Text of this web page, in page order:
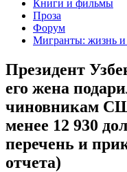
Книги и фильмы
Проза
Форум
Мигранты: жизнь и
Президент
его жена
чиновникам
менее 12 930
перечень и
отчета)